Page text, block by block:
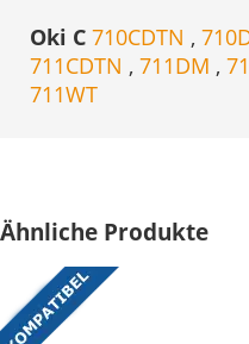
Oki C 710CDTN ,
711CDTN , 711DM ,
711WT
Ähnliche Produkte